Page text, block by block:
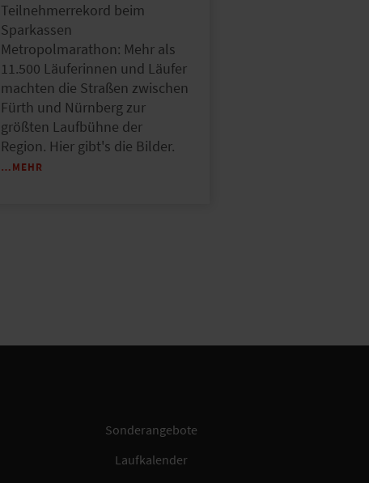
Teilnehmerrekord beim
Sparkassen
Metropolmarathon: Mehr als
11.500 Läuferinnen und Läufer
machten die Straßen zwischen
Fürth und Nürnberg zur
größten Laufbühne der
Region. Hier gibt's die Bilder.
…MEHR
Sonderangebote
Laufkalender